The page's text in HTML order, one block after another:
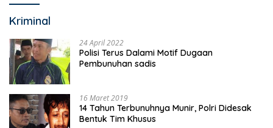
Kriminal
24 April 2022
Polisi Terus Dalami Motif Dugaan
Pembunuhan sadis
16 Maret 2019
14 Tahun Terbunuhnya Munir, Polri Didesak
Bentuk Tim Khusus